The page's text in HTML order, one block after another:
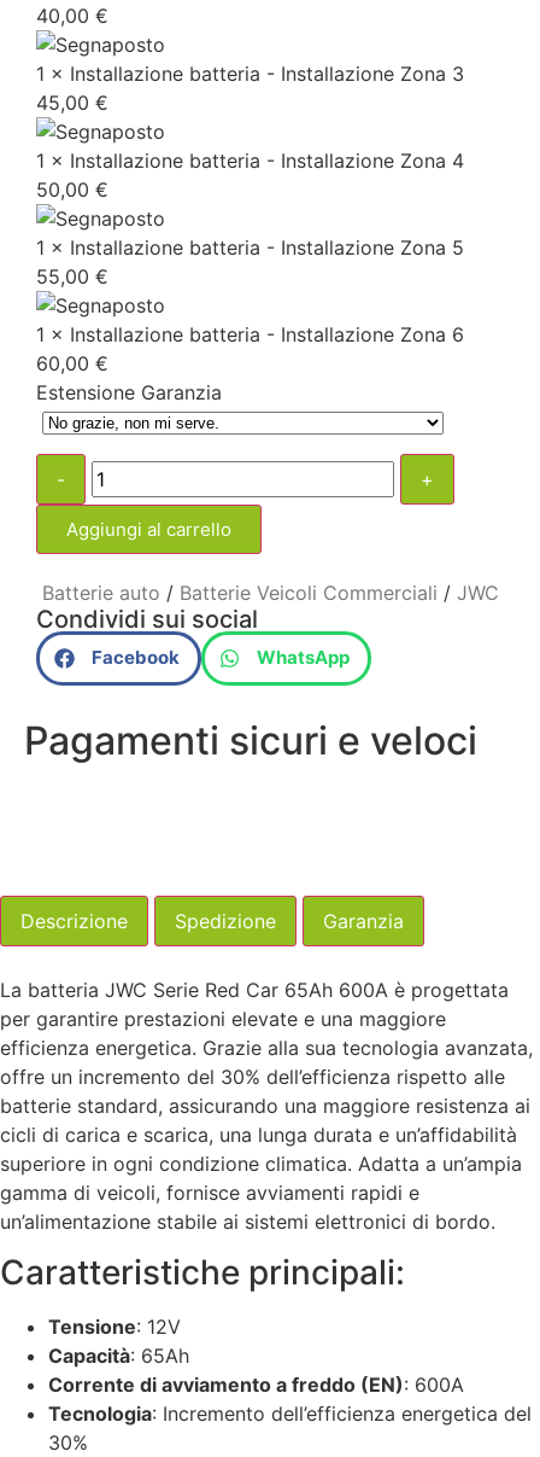
40,00 €
1 × Installazione batteria - Installazione Zona 3
45,00 €
1 × Installazione batteria - Installazione Zona 4
50,00 €
1 × Installazione batteria - Installazione Zona 5
55,00 €
1 × Installazione batteria - Installazione Zona 6
60,00 €
Estensione Garanzia
- +
Aggiungi al carrello
Batterie auto / Batterie Veicoli Commerciali / JWC
Condividi sui social
Facebook WhatsApp
Pagamenti sicuri e veloci
Descrizione Spedizione Garanzia
La batteria JWC Serie Red Car 65Ah 600A è progettata
per garantire prestazioni elevate e una maggiore
efficienza energetica. Grazie alla sua tecnologia avanzata,
offre un incremento del 30% dell’efficienza rispetto alle
batterie standard, assicurando una maggiore resistenza ai
cicli di carica e scarica, una lunga durata e un’affidabilità
superiore in ogni condizione climatica. Adatta a un’ampia
gamma di veicoli, fornisce avviamenti rapidi e
un’alimentazione stabile ai sistemi elettronici di bordo.
Caratteristiche principali:
Tensione: 12V
Capacità: 65Ah
Corrente di avviamento a freddo (EN): 600A
Tecnologia: Incremento dell’efficienza energetica del
30%